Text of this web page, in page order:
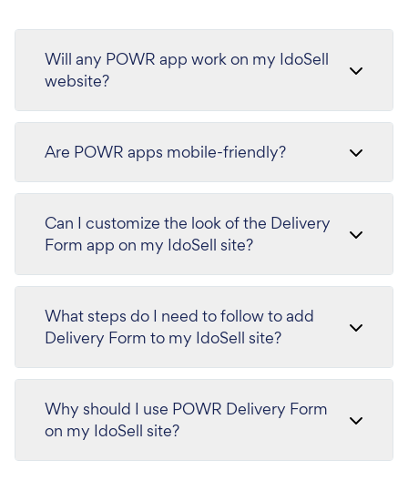
Will any POWR app work on my IdoSell
website?
Are POWR apps mobile-friendly?
Can I customize the look of the Delivery
Form app on my IdoSell site?
What steps do I need to follow to add
Delivery Form to my IdoSell site?
Why should I use POWR Delivery Form
on my IdoSell site?